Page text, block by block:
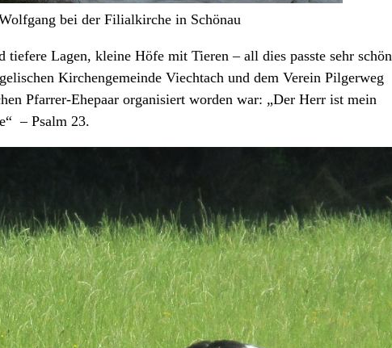
bei der Filialkirche in Schönau
tiefere Lagen, kleine Höfe mit Tieren – all dies passte sehr schön
Kirchengemeinde Viechtach und dem Verein Pilgerweg
Pfarrer-Ehepaar organisiert worden war: „Der Herr ist mein
– Psalm 23.